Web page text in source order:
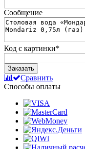
Сообщение
Код с картинки*
Заказать
Сравнить
Способы оплаты